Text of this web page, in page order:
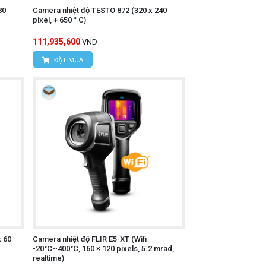
ảnh. Máy được trang bị ống kính
xác cao. Thiết bị này đo nhanh và
HC, Rainbow và Lava.
Camera nhiệt độ TESTO 872 (320 x 240
pixel, + 650 ° C)
111,935,600 VND
ĐẶT MUA
60
Camera nhiệt độ FLIR E5-XT (Wifi
-20°C~400°C, 160 × 120 pixels, 5.2 mrad,
realtime)